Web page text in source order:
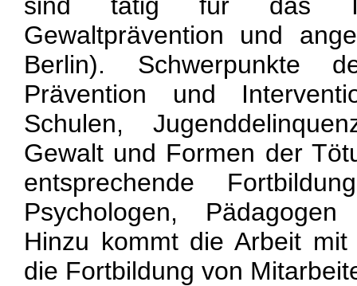
Gewaltprävention und
Berlin). Schwerpunkte
Prävention und
Schulen,
Gewalt und Formen der
entsprechende
Psychologen,
Hinzu kommt die Arbeit
die Fortbildung von